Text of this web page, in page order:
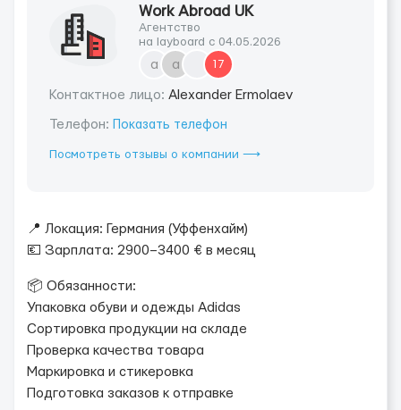
Work Abroad UK
Агентство
на layboard с 04.05.2026
a a 17
Контактное лицо: Alexander Ermolaev
Телефон: Показать телефон
Посмотреть отзывы о компании ⟶
📍 Локация: Германия (Уффенхайм)
💶 Зарплата: 2900–3400 € в месяц
📦 Обязанности:
Упаковка обуви и одежды Adidas
Сортировка продукции на складе
Проверка качества товара
Маркировка и стикеровка
Подготовка заказов к отправке